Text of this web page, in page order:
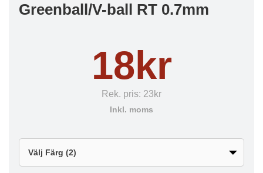
Greenball/V-ball RT 0.7mm
18kr
Rek. pris: 23kr
Inkl. moms